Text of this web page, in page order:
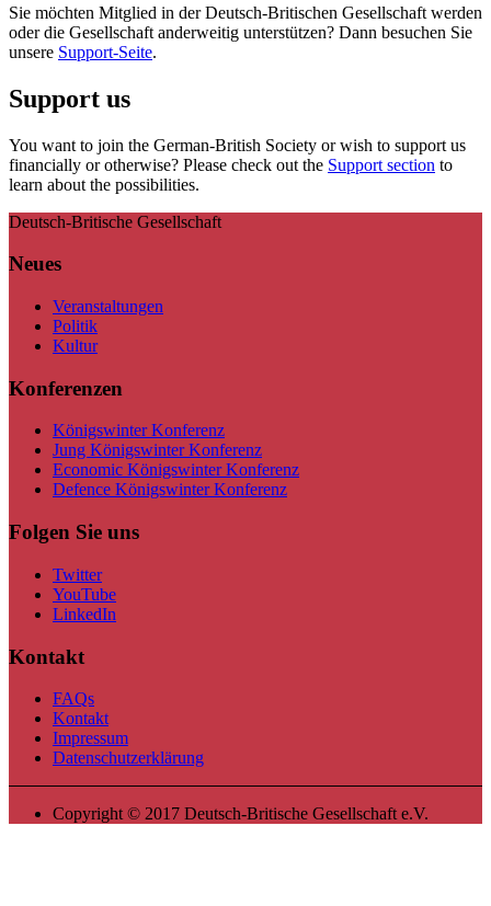
Sie möchten Mitglied in der Deutsch-Britischen Gesellschaft werden
oder die Gesellschaft anderweitig unterstützen? Dann besuchen Sie
unsere Support-Seite.
Support us
You want to join the German-British Society or wish to support us
financially or otherwise? Please check out the Support section to
learn about the possibilities.
Deutsch-Britische Gesellschaft
Neues
Veranstaltungen
Politik
Kultur
Konferenzen
Königswinter Konferenz
Jung Königswinter Konferenz
Economic Königswinter Konferenz
Defence Königswinter Konferenz
Folgen Sie uns
Twitter
YouTube
LinkedIn
Kontakt
FAQs
Kontakt
Impressum
Datenschutzerklärung
Copyright © 2017 Deutsch-Britische Gesellschaft e.V.